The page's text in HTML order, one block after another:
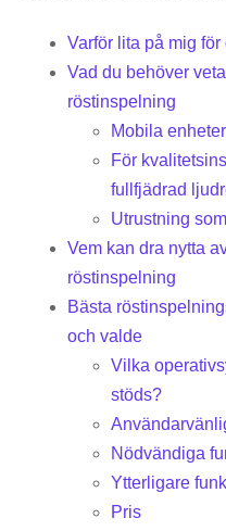
Varför lita på mig
Vad du behöver
röstinspelning
Mobila
För
fullfjädrad
Utrustning
Vem kan dra nytta
röstinspelning
Bästa
och valde
Vilka
stöds?
Nödvändiga
Ytterligare
Pris